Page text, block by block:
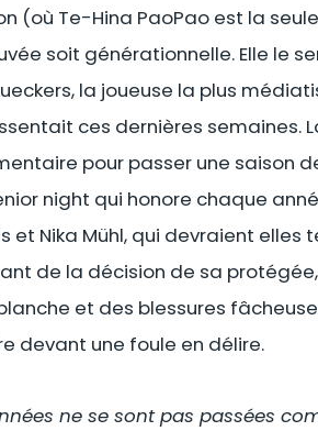
(où Te-Hina PaoPao est la
soit générationnelle. Elle le
la joueuse la plus
ces dernières semaines.
pour passer une saison
night qui honore chaque
et Nika Mühl, qui devraient elles
de la décision de sa
et des blessures
devant une foule en délire.
ne se sont pas passées